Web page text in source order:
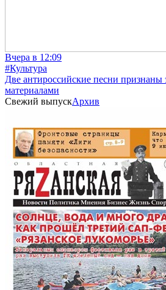
Вчера в 12:09
#Культура
Две антироссийские песни признаны
материалами
Свежий выпускАрхив